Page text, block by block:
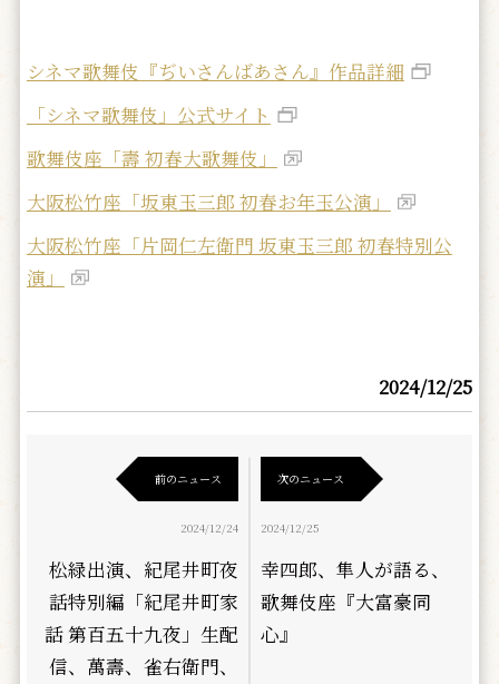
シネマ歌舞伎『ぢいさんばあさん』作品詳細
「シネマ歌舞伎」公式サイト
歌舞伎座「壽 初春大歌舞伎」
大阪松竹座「坂東玉三郎 初春お年玉公演」
大阪松竹座「片岡仁左衛門 坂東玉三郎 初春特別公
演」
2024/12/25
前のニュース
2024/12/24
松緑出演、紀尾井町夜
話特別編「紀尾井町家
話 第百五十九夜」生配
信、萬壽、雀右衛門、
次のニュース
2024/12/25
幸四郎、隼人が語る、
歌舞伎座『大富豪同
心』